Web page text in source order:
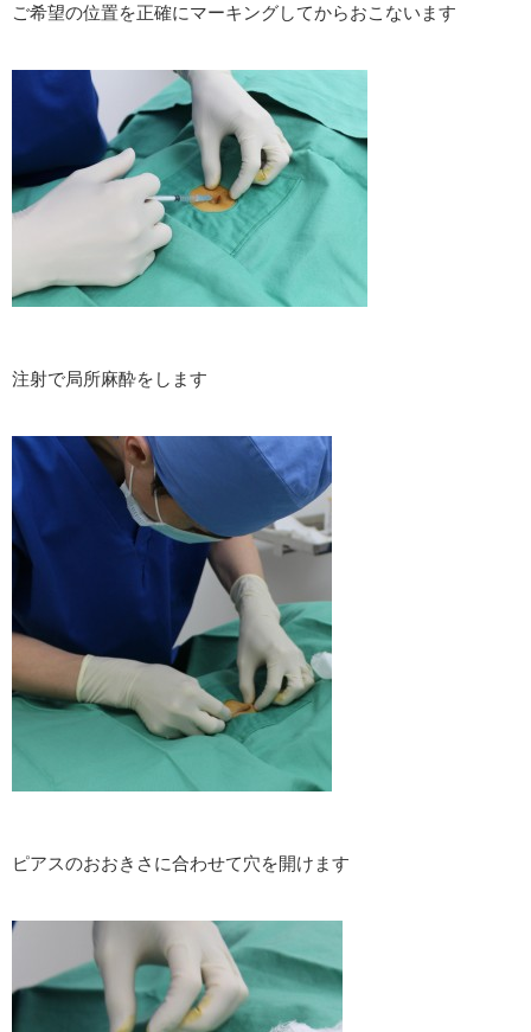
ご希望の位置を正確にマーキングしてからおこないます
注射で局所麻酔をします
ピアスのおおきさに合わせて穴を開けます